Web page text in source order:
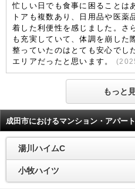
忙しい日でも食事に困ることは
トアも複数あり、日用品や医薬
着した利便性を感じました。さ
も充実していて、体調を崩した
整っていたのはとても安心でし
エリアだったと思います。
(
もっと
成田市におけるマンション・アパー
湯川ハイムC
小牧ハイツ